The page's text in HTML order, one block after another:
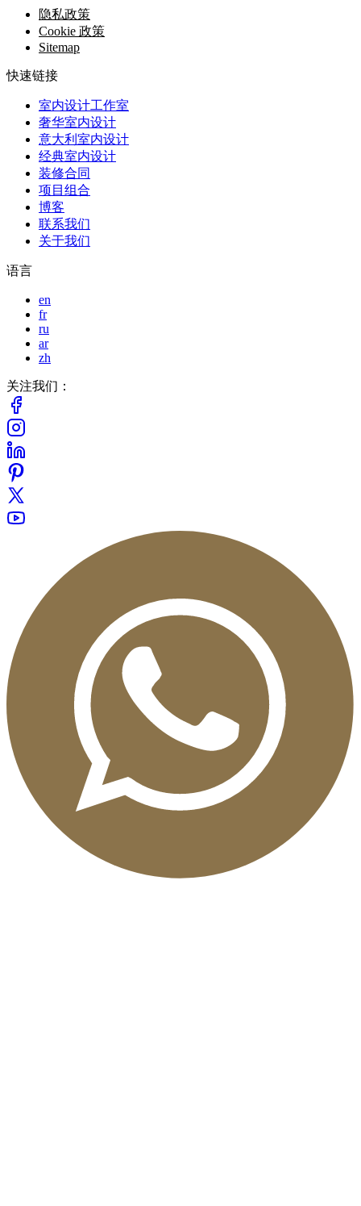
隐私政策
Cookie 政策
Sitemap
快速链接
室内设计工作室
奢华室内设计
意大利室内设计
经典室内设计
装修合同
项目组合
博客
联系我们
关于我们
语言
en
fr
ru
ar
zh
关注我们：